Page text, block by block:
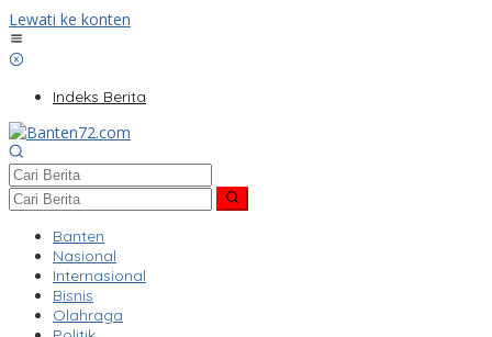
Lewati ke konten
Indeks Berita
Banten
Nasional
Internasional
Bisnis
Olahraga